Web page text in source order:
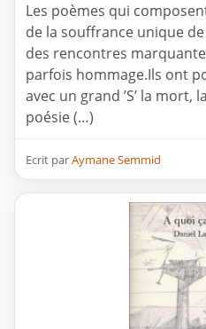
Les poèmes qui
de la souffrance unique
des rencontres
parfois hommage.Ils ont
avec un grand ’S’ la mort,
poésie (…)
Ecrit parAymane Semmid